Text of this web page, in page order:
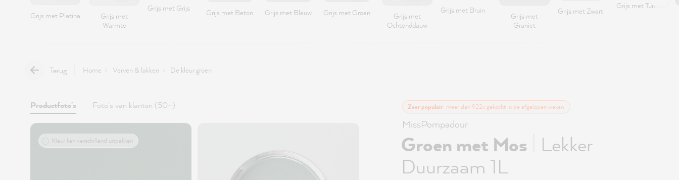
Grijs met Platina
Grijs met
Warmte
Grijs met Grijs Grijs met Beton Grijs met Blauw Grijs met Groen
Grijs met
Ochtenddauw
Grijs met Bruin
Grijs met
Graniet
Grijs met Zwart
Grijs met Turf
Terug Home Verven & lakken De kleur groen
Productfoto's Foto's van klanten (50+)
Kleur kan verschillend uitpakken
Zeer populair: meer dan 922x gekocht in de afgelopen weken.
MissPompadour
Groen met Mos Lekker
Duurzaam 1L